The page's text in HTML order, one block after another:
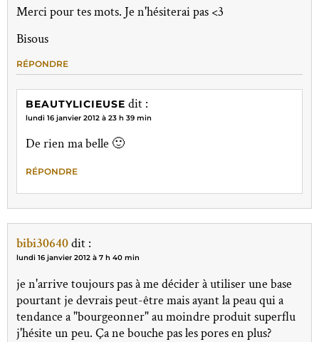
Merci pour tes mots. Je n'hésiterai pas <3
Bisous
RÉPONDRE
BEAUTYLICIEUSE dit :
lundi 16 janvier 2012 à 23 h 39 min
De rien ma belle 🙂
RÉPONDRE
bibi30640dit :
lundi 16 janvier 2012 à 7 h 40 min
je n'arrive toujours pas à me décider à utiliser une base
pourtant je devrais peut-être mais ayant la peau qui a
tendance a "bourgeonner" au moindre produit superflu
j'hésite un peu. Ça ne bouche pas les pores en plus?